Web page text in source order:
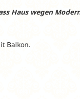
Haus wegen
Balkon.